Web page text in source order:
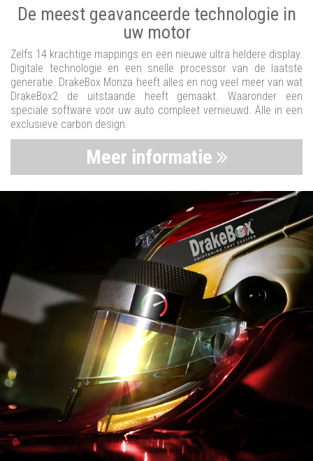
De meest geavanceerde technologie in
uw motor
Zelfs 14 krachtige mappings en een nieuwe ultra heldere display.
Digitale technologie en een snelle processor van de laatste
generatie. DrakeBox Monza heeft alles en nog veel meer van wat
DrakeBox2 de uitstaande heeft gemaakt. Waaronder een
speciale software voor uw auto compleet vernieuwd. Alle in een
exclusieve carbon design.
Meer informatie